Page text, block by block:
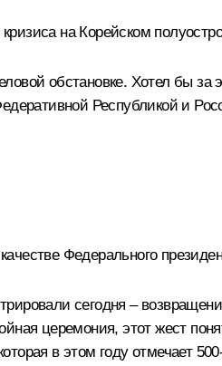
на Корейском
обстановке. Хотел бы за
Республикой и
Федерального
сегодня –
церемония, этот жест
в этом году отмечает